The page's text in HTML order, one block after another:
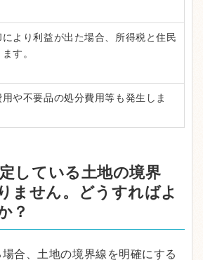
より利益が出た場合、所得税と住民
す。
や不要品の処分費用等も発生しま
している土地の境界
ません。どうすればよ
？
合、土地の境界線を明確にする